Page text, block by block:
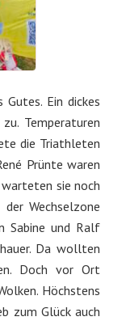
Ein dickes
Temperaturen
die Triathleten
Prünte waren
sie noch
Wechselzone
Sabine und Ralf
Da wollten
Doch vor Ort
Höchstens
zum Glück auch